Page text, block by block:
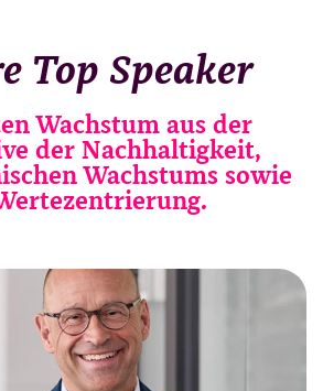
Top Speaker
Wachstum aus der
der Nachhaltigkeit,
Wachstums sowie